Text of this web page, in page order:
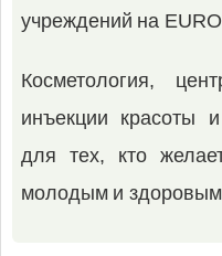
учреждений на
Косметология,
инъекции красоты
для тех, кто
молодым и здоровым